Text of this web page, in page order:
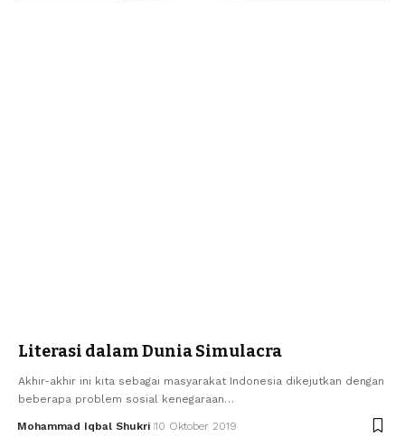
Literasi dalam Dunia Simulacra
Akhir-akhir ini kita sebagai masyarakat Indonesia dikejutkan dengan
beberapa problem sosial kenegaraan…
Mohammad Iqbal Shukri 10 Oktober 2019